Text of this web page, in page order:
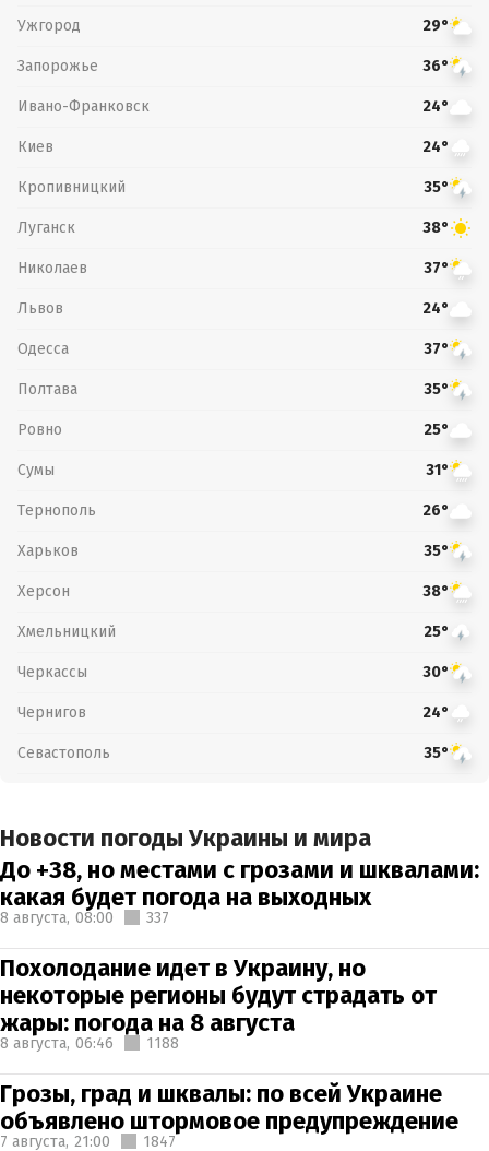
Ужгород 29°
Запорожье 36°
Ивано-Франковск 24°
Киев 24°
Кропивницкий 35°
Луганск 38°
Николаев 37°
Львов 24°
Одесса 37°
Полтава 35°
Ровно 25°
Сумы 31°
Тернополь 26°
Харьков 35°
Херсон 38°
Хмельницкий 25°
Черкассы 30°
Чернигов 24°
Севастополь 35°
Новости погоды Украины и мира
До +38, но местами с грозами и шквалами:
какая будет погода на выходных
8 августа, 08:00 337
Похолодание идет в Украину, но
некоторые регионы будут страдать от
жары: погода на 8 августа
8 августа, 06:46 1188
Грозы, град и шквалы: по всей Украине
объявлено штормовое предупреждение
7 августа, 21:00 1847